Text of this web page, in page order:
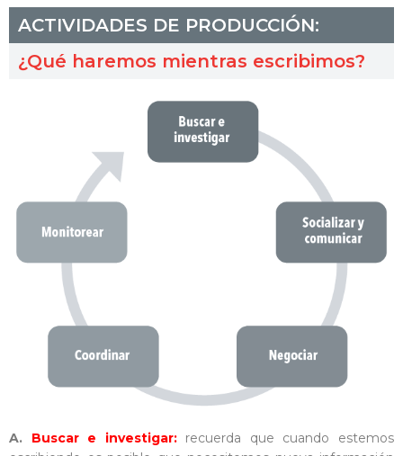
ACTIVIDADES DE PRODUCCIÓN:
¿Qué haremos mientras escribimos?
A. Buscar e investigar:recuerda que cuando estemos